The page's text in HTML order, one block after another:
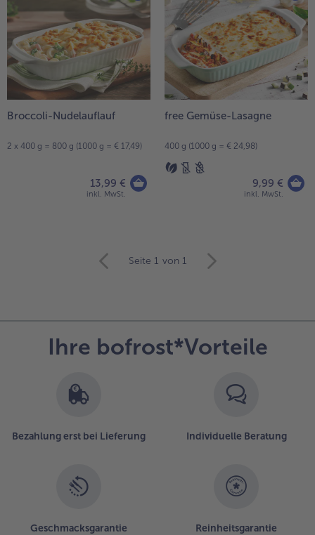
Broccoli-Nudelauflauf
2 x 400 g = 800 g (1000 g = € 17,49)
13,99 €
inkl. MwSt.
free Gemüse-Lasagne
400 g (1000 g = € 24,98)
9,99 €
inkl. MwSt.
Es
befinden
Seite 1 von 1
Ihre bofrost*Vorteile
Bezahlung erst bei Lieferung Individuelle Beratung
Geschmacksgarantie Reinheitsgarantie